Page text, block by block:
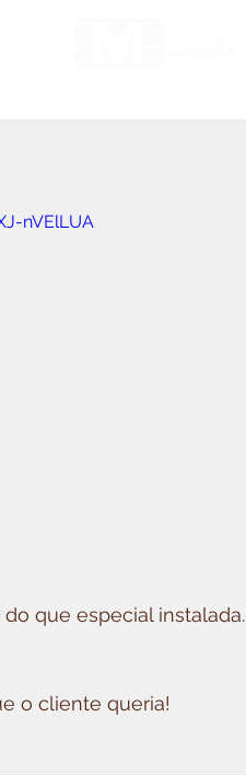
nVElLUA
que especial instalada.
o cliente queria!